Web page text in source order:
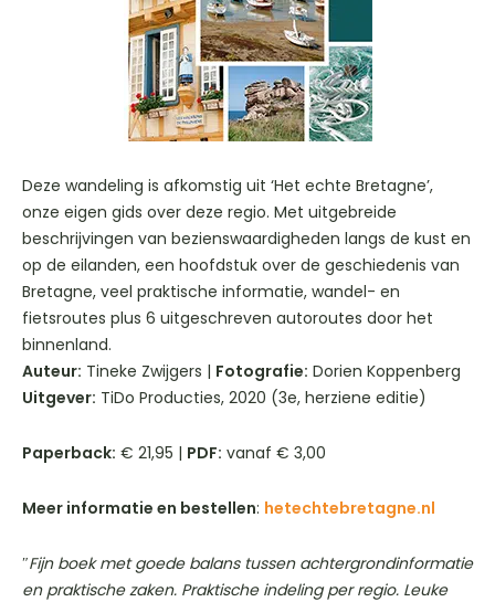
Deze wandeling is afkomstig uit ‘Het echte Bretagne’,
onze eigen gids over deze regio. Met uitgebreide
beschrijvingen van bezienswaardigheden langs de kust en
op de eilanden, een hoofdstuk over de geschiedenis van
Bretagne, veel praktische informatie, wandel- en
fietsroutes plus 6 uitgeschreven autoroutes door het
binnenland.
Auteur: Tineke Zwijgers | Fotografie: Dorien Koppenberg
Uitgever: TiDo Producties, 2020 (3e, herziene editie)
Paperback: € 21,95 | PDF: vanaf € 3,00
Meer informatie en bestellen: hetechtebretagne.nl
″Fijn boek met goede balans tussen achtergrondinformatie
en praktische zaken. Praktische indeling per regio. Leuke